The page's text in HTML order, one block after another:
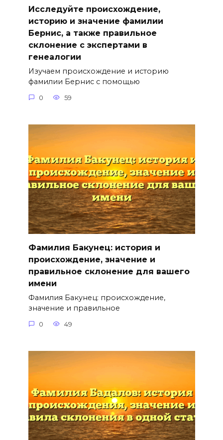
Исследуйте происхождение,
историю и значение фамилии
Бернис, а также правильное
склонение с экспертами в
генеалогии
Изучаем происхождение и историю
фамилии Бернис с помощью
0 59
Фамилия Бакунец: история и
происхождение, значение и
правильное склонение для вашего
имени
Фамилия Бакунец: происхождение,
значение и правильное
0 49